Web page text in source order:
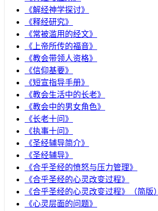
《解经神学探讨》
《释经研究》
《常被滥用的经文》
《上帝所传的福音》
《教会带领人资格》
《信仰基要》
《短宣指导手册》
《教会生活中的长老》
《教会中的男女角色》
《长老十问》
《执事十问》
《圣经辅导简介》
《圣经辅导》
​《合乎圣经的愤怒与压力管理》
《合乎圣经的心灵改变过程》
《合乎圣经的心灵改变过程》（简版）
《心灵层面的问题》